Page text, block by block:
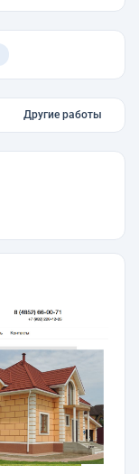
Другие работы